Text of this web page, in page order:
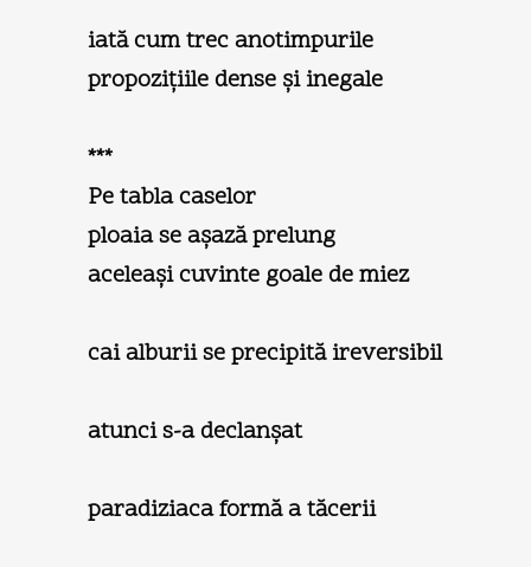
iată cum trec anotimpurile
propoziţiile dense şi inegale
***
Pe tabla caselor
ploaia se aşază prelung
aceleaşi cuvinte goale de miez
cai alburii se precipită ireversibil
atunci s-a declanşat
paradiziaca formă a tăcerii